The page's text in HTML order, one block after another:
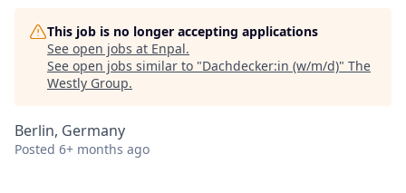
This job is no longer accepting applications
See open jobs at Enpal.
See open jobs similar to "Dachdecker:in (w/m/d)" The
Westly Group.
Berlin, Germany
Posted 6+ months ago